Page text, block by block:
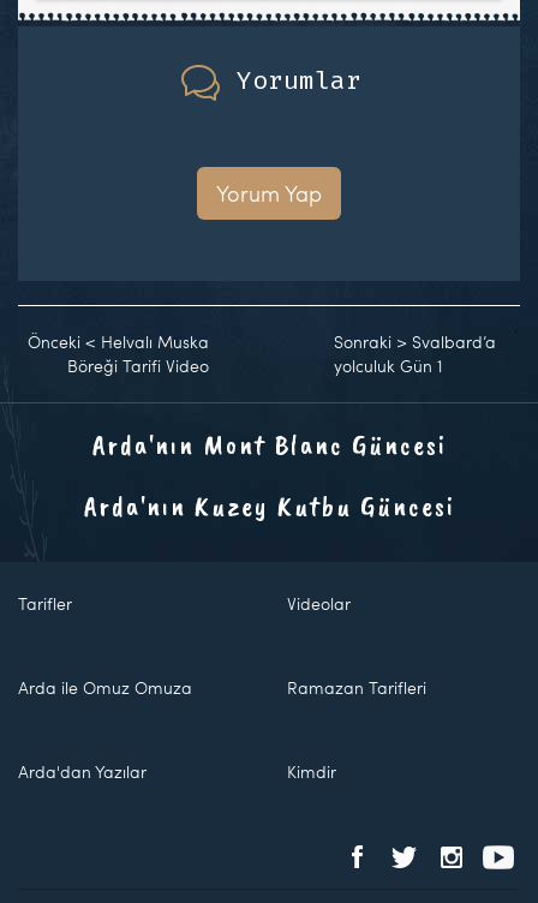
Yorumlar
Yorum Yap
Önceki < Helvalı Muska
Böreği Tarifi Video
Sonraki >Svalbard’a
yolculuk Gün 1
Arda'nın Mont Blanc Güncesi
Arda'nın Kuzey Kutbu Güncesi
Tarifler Videolar
Arda ile Omuz Omuza Ramazan Tarifleri
Arda'dan Yazılar Kimdir